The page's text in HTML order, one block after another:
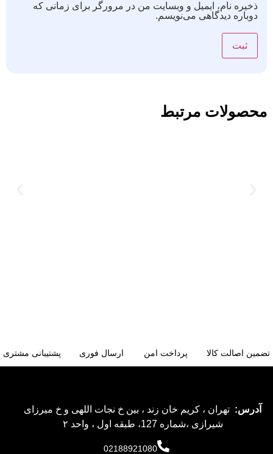
ذخیره نام، ایمیل و وبسایت من در مرورگر برای زمانی که
دوباره دیدگاهی می‌نویسم.
محصولات مرتبط
تضمین اصالت کالا پرداخت امن ارسال فوری پشتیبانی مشتری
آدرس: تهران ، کریم خان زند ، بین خ نجات اللهی و خ میرزای
شیرازی ،شماره 127، طبقه اول ، واحد ۲
02188921080